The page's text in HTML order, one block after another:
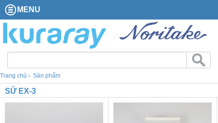
MENU
Trang chủ Sản phẩm
SỨ EX-3